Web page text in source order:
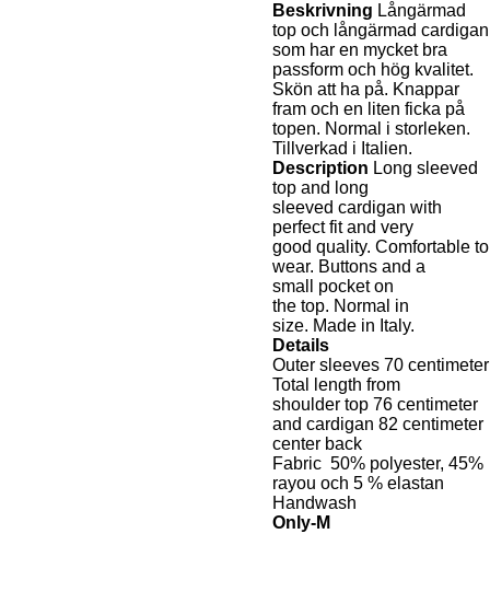
Beskrivning Långärmad
top och långärmad cardigan
som har en mycket bra
passform och hög kvalitet.
Skön att ha på. Knappar
fram och en liten ficka på
topen. Normal i storleken.
Tillverkad i Italien.
Description Long sleeved
top and long
sleeved cardigan with
perfectfit and very
good quality. Comfortable to
wear. Buttons and a
small
pocket on
the top. Normal in
size. Made in Italy.
Details
Outer sleeves 70 centimeter
Total length from
shoulder top 76 centimeter
and cardigan 82 centimeter
center back
Fabric 50% polyester, 45%
rayou och 5 % elastan
Handwash
Only-M